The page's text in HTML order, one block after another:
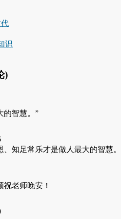
识
)
的智慧。”
、知足常乐才是做人最大的智慧。
老师晚安！